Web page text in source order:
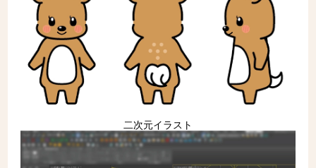
二次元イラスト